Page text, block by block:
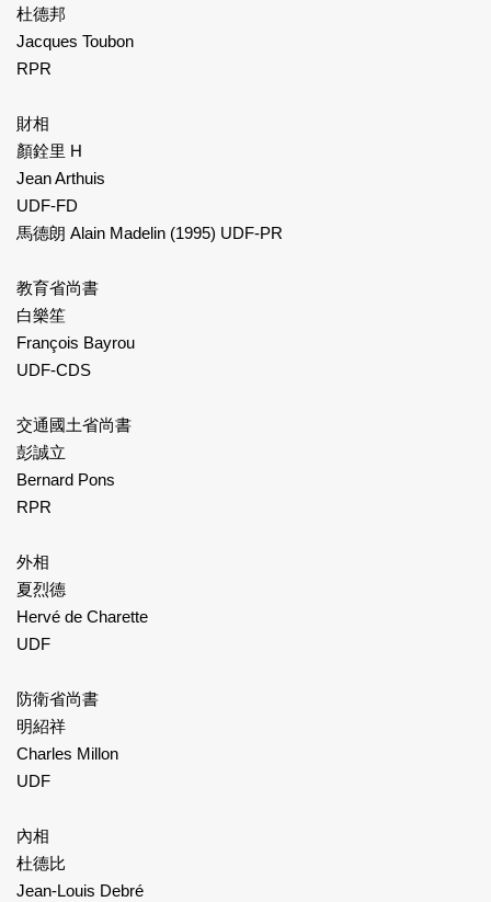
杜德邦
Jacques Toubon
RPR
財相
顏銓里 H
Jean Arthuis
UDF-FD
馬德朗 Alain Madelin (1995) UDF-PR
教育省尚書
白樂笙
François Bayrou
UDF-CDS
交通國土省尚書
彭誠立
Bernard Pons
RPR
外相
夏烈德
Hervé de Charette
UDF
防衛省尚書
明紹祥
Charles Millon
UDF
內相
杜德比
Jean-Louis Debré